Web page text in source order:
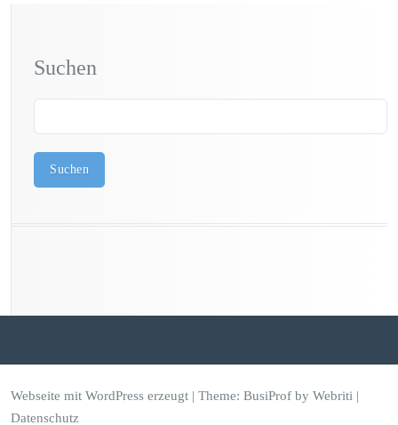
Suchen
Suchen
Webseite mit WordPress erzeugt | Theme: BusiProf by Webriti |
Datenschutz